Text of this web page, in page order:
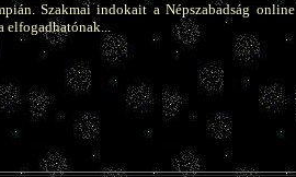
Szakmai indokait a Népszabadság online
elfogadhatónak...